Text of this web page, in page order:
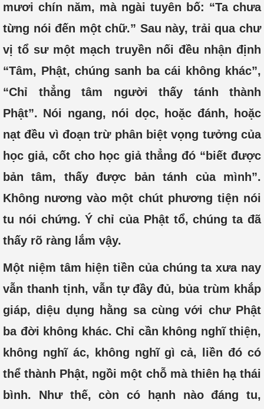
mươi chín năm, mà ngài tuyên bố: “Ta chưa
từng nói đến một chữ.” Sau này, trải qua chư
vị tổ sư một mạch truyền nối đều nhận định
“Tâm, Phật, chúng sanh ba cái không khác”,
“Chỉ thẳng tâm người thấy tánh thành
Phật”. Nói ngang, nói dọc, hoặc đánh, hoặc
nạt đều vì đoạn trừ phân biệt vọng tưởng của
học giả, cốt cho học giả thẳng đó “biết được
bản tâm, thấy được bản tánh của mình”.
Không nương vào một chút phương tiện nói
tu nói chứng. Ý chỉ của Phật tổ, chúng ta đã
thấy rõ ràng lắm vậy.
Một niệm tâm hiện tiền của chúng ta xưa nay
vẫn thanh tịnh, vẫn tự đầy đủ, bủa trùm khắp
giáp, diệu dụng hằng sa cùng với chư Phật
ba đời không khác. Chỉ cần không nghĩ thiện,
không nghĩ ác, không nghĩ gì cả, liền đó có
thể thành Phật, ngồi một chỗ mà thiên hạ thái
bình. Như thế, còn có hạnh nào đáng tu,